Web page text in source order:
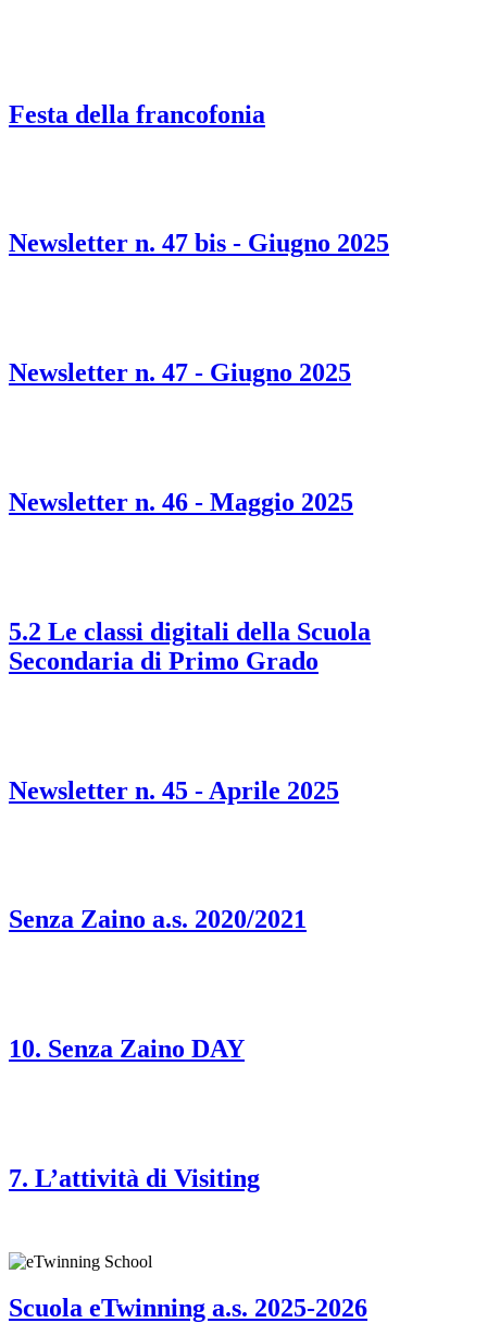
Festa della francofonia
Newsletter n. 47 bis - Giugno 2025
Newsletter n. 47 - Giugno 2025
Newsletter n. 46 - Maggio 2025
5.2 Le classi digitali della Scuola
Secondaria di Primo Grado
Newsletter n. 45 - Aprile 2025
Senza Zaino a.s. 2020/2021
10. Senza Zaino DAY
7. L’attività di Visiting
Scuola eTwinning a.s. 2025-2026